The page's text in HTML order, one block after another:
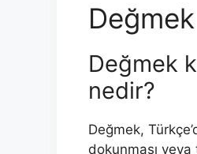
Değmek
nedir?
Değmek,
dokunması